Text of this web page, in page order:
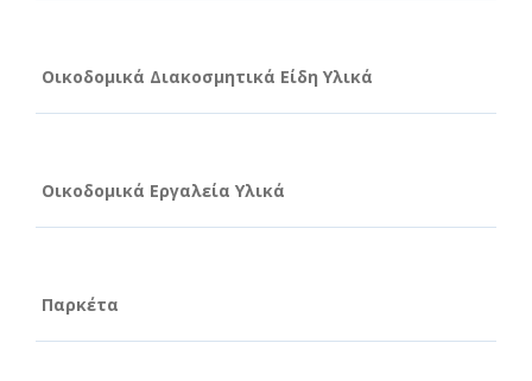
Οικοδομικά Διακοσμητικά Είδη Υλικά
Οικοδομικά Εργαλεία Υλικά
Παρκέτα